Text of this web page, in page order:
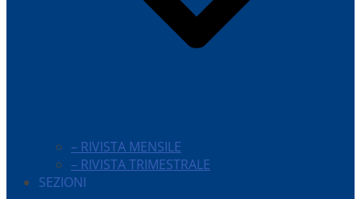
– RIVISTA MENSILE
– RIVISTA TRIMESTRALE
SEZIONI